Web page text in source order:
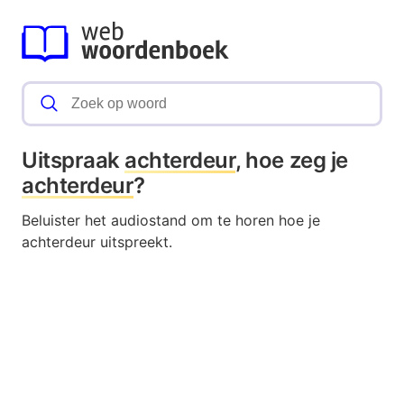
Uitspraak achterdeur, hoe zeg je
achterdeur?
Beluister het audiostand om te horen hoe je
achterdeur uitspreekt.